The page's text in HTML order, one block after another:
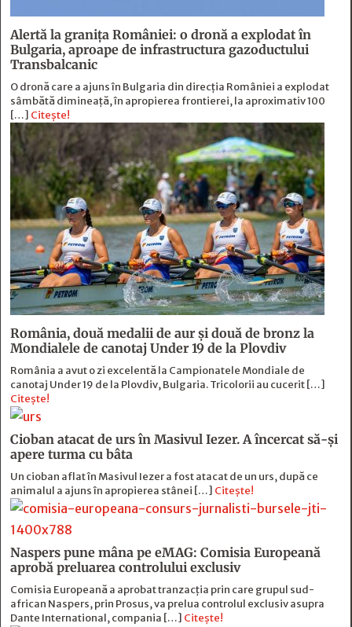
Alertă la granița României: o dronă a explodat în
Bulgaria, aproape de infrastructura gazoductului
Transbalcanic
O dronă care a ajuns în Bulgaria din direcția României a explodat
sâmbătă dimineață, în apropierea frontierei, la aproximativ 100
[…] Citește!
România, două medalii de aur și două de bronz la
Mondialele de canotaj Under 19 de la Plovdiv
România a avut o zi excelentă la Campionatele Mondiale de
canotaj Under 19 de la Plovdiv, Bulgaria. Tricolorii au cucerit […]
Citește!
Cioban atacat de urs în Masivul Iezer. A încercat să-și
apere turma cu bâta
Un cioban aflat în Masivul Iezer a fost atacat de un urs, după ce
animalul a ajuns în apropierea stânei […] Citește!
Naspers pune mâna pe eMAG: Comisia Europeană
aprobă preluarea controlului exclusiv
Comisia Europeană a aprobat tranzacția prin care grupul sud-
african Naspers, prin Prosus, va prelua controlul exclusiv asupra
Dante International, compania […] Citește!